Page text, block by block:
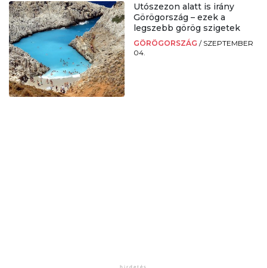
Utószezon alatt is irány
Görögország – ezek a
legszebb görög szigetek
GÖRÖGORSZÁG / SZEPTEMBER
04.